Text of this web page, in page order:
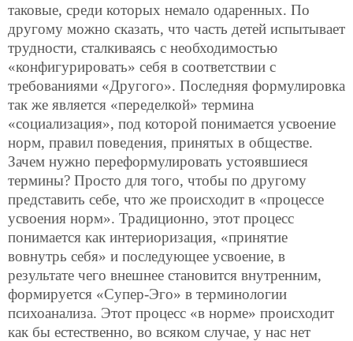
таковые, среди которых немало одаренных. По
другому можно сказать, что часть детей испытывает
трудности, сталкиваясь с необходимостью
«конфигурировать» себя в соответствии с
требованиями «Другого». Последняя формулировка
так же является «переделкой» термина
«социализация», под которой понимается усвоение
норм, правил поведения, принятых в обществе.
Зачем нужно переформулировать устоявшиеся
термины? Просто для того, чтобы по другому
представить себе, что же происходит в «процессе
усвоения норм». Традиционно, этот процесс
понимается как интериоризация, «принятие
вовнутрь себя» и последующее усвоение, в
результате чего внешнее становится внутренним,
формируется «Супер-Эго» в терминологии
психоанализа. Этот процесс «в норме» происходит
как бы естественно, во всяком случае, у нас нет